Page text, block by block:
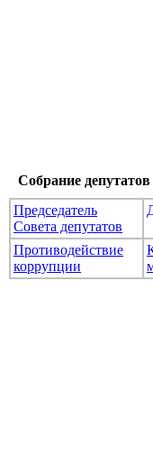
Собрание депутатов
Председатель
Совета депутатов
Противодействие
коррупции